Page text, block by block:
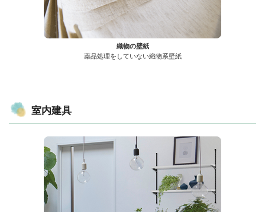
織物の壁紙
薬品処理をしていない織物系壁紙
室内建具